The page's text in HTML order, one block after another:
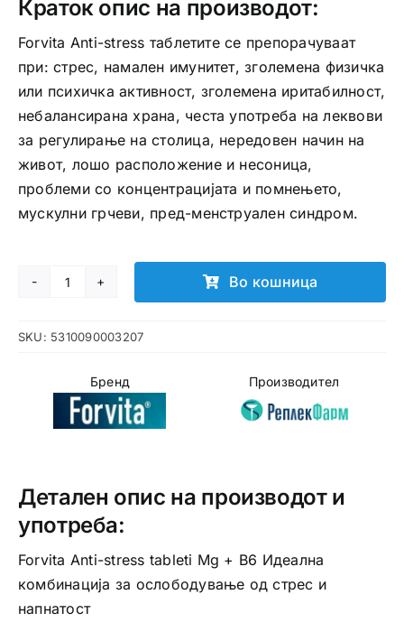
Краток опис на производот:
Forvita Anti-stress таблетите се препорачуваат
при: стрес, намален имунитет, зголемена физичка
или психичка активност, зголемена иритабилност,
небалансирана храна, честа употреба на леквови
за регулирање на столица, нередовен начин на
живот, лошо расположение и несоница,
проблеми со концентрацијата и помнењето,
мускулни грчеви, пред-менструален синдром.
Forvita
stress
количина
Во кошница
SKU: 5310090003207
Бренд Производител
Детален опис на производот и
употреба:
Forvita Anti-stress tableti Mg + B6 Идеална
комбинација за ослободување од стрес и
напнатост